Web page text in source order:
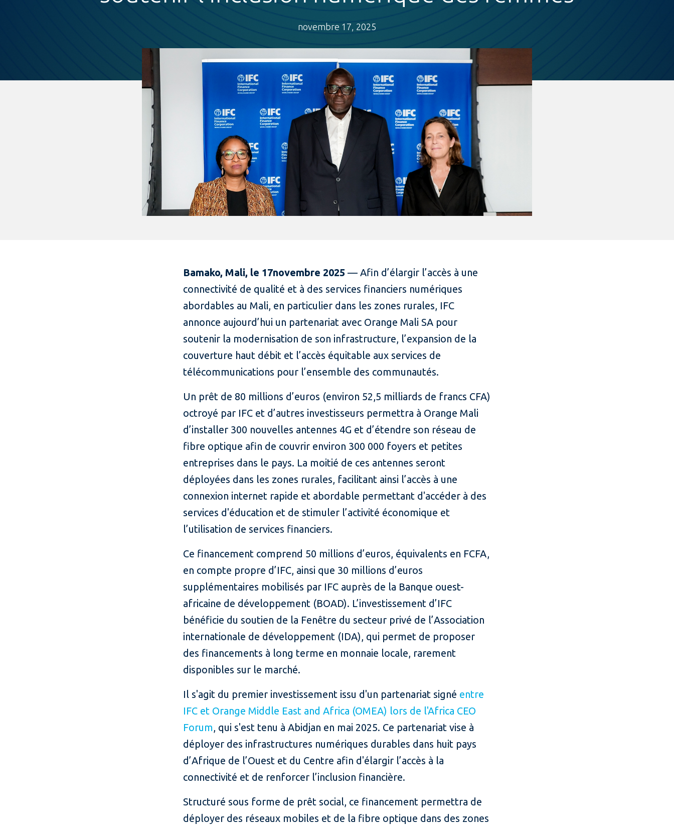
novembre 17, 2025
Bamako, Mali, le 17novembre 2025 — Afin d’élargir l’accès à une
connectivité de qualité et à des services financiers numériques
abordables au Mali, en particulier dans les zones rurales, IFC
annonce aujourd’hui un partenariat avec Orange Mali SA pour
soutenir la modernisation de son infrastructure, l’expansion de la
couverture haut débit et l’accès équitable aux services de
télécommunications pour l’ensemble des communautés.
Un prêt de 80 millions d’euros (environ 52,5 milliards de francs CFA)
octroyé par IFC et d’autres investisseurs permettra à Orange Mali
d’installer 300 nouvelles antennes 4G et d’étendre son réseau de
fibre optique afin de couvrir environ 300 000 foyers et petites
entreprises dans le pays. La moitié de ces antennes seront
déployées dans les zones rurales, facilitant ainsi l’accès à une
connexion internet rapide et abordable permettant d'accéder à des
services d'éducation et de stimuler l’activité économique et
l’utilisation de services financiers.
Ce financement comprend 50 millions d’euros, équivalents en FCFA,
en compte propre d’IFC, ainsi que 30 millions d’euros
supplémentaires mobilisés par IFC auprès de la Banque ouest-
africaine de développement (BOAD). L’investissement d’IFC
bénéficie du soutien de la Fenêtre du secteur privé de l’Association
internationale de développement (IDA), qui permet de proposer
des financements à long terme en monnaie locale, rarement
disponibles sur le marché.
Il s'agit du premier investissement issu d'un partenariat signé entre
IFC et Orange Middle East and Africa (OMEA) lors de l'Africa CEO
Forum, qui s'est tenu à Abidjan en mai 2025. Ce partenariat vise à
déployer des infrastructures numériques durables dans huit pays
d’Afrique de l’Ouest et du Centre afin d'élargir l’accès à la
connectivité et de renforcer l’inclusion financière.
Structuré sous forme de prêt social, ce financement permettra de
déployer des réseaux mobiles et de la fibre optique dans des zones